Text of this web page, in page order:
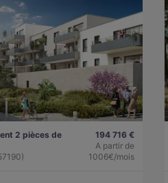
2 pièces de
194 716 €
A partir de
1006€/mois